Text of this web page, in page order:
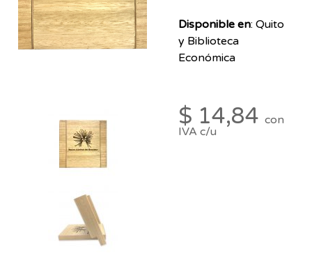
Disponible en: Quito
y Biblioteca
Económica
$ 14,84 con
IVA c/u